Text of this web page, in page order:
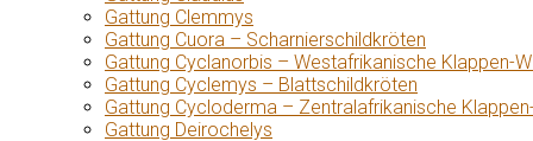
Gattung Clemmys
Gattung Cuora – Scharnierschildkröten
Gattung Cyclanorbis – Westafrikanische Klappen-
Gattung Cyclemys – Blattschildkröten
Gattung Cycloderma – Zentralafrikanische
Gattung Deirochelys